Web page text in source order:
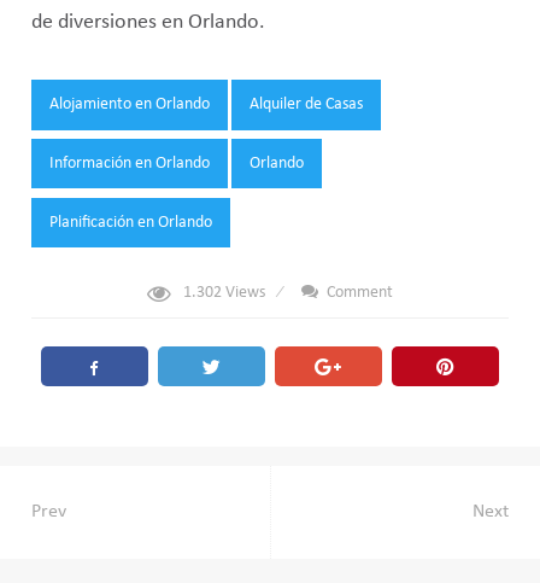
de diversiones en Orlando.
Tags:
Alojamiento en Orlando Alquiler de Casas
Información en Orlando Orlando
Planificación en Orlando
1.302 Views Comment
Navegación
Prev Next